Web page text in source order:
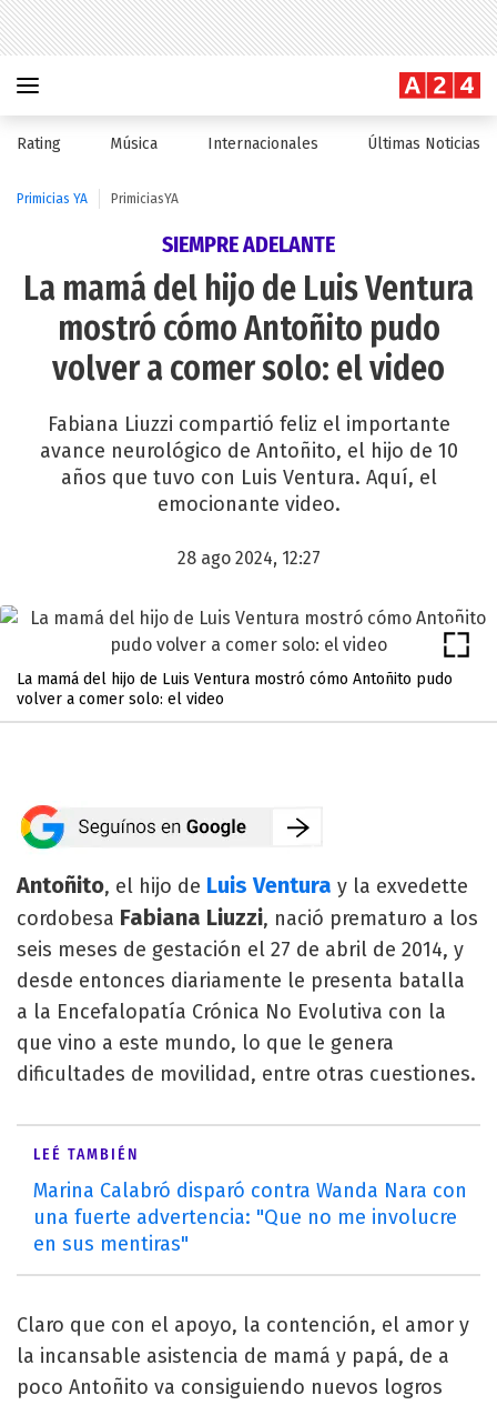
Rating Música Internacionales Últimas Noticias
Primicias YA PrimiciasYA
SIEMPRE ADELANTE
La mamá del hijo de Luis Ventura
mostró cómo Antoñito pudo
volver a comer solo: el video
Fabiana Liuzzi compartió feliz el importante
avance neurológico de Antoñito, el hijo de 10
años que tuvo con Luis Ventura. Aquí, el
emocionante video.
28 ago 2024, 12:27
La mamá del hijo de Luis Ventura mostró cómo Antoñito pudo
volver a comer solo: el video
Antoñito, el hijo de Luis Ventura y la exvedette
cordobesa Fabiana Liuzzi, nació prematuro a los
seis meses de gestación el 27 de abril de 2014, y
desde entonces diariamente le presenta batalla
a la Encefalopatía Crónica No Evolutiva con la
que vino a este mundo, lo que le genera
dificultades de movilidad, entre otras cuestiones.
LEÉ TAMBIÉN
Marina Calabró disparó contra Wanda Nara con
una fuerte advertencia: "Que no me involucre
en sus mentiras"
Claro que con el apoyo, la contención, el amor y
la incansable asistencia de mamá y papá, de a
poco Antoñito va consiguiendo nuevos logros